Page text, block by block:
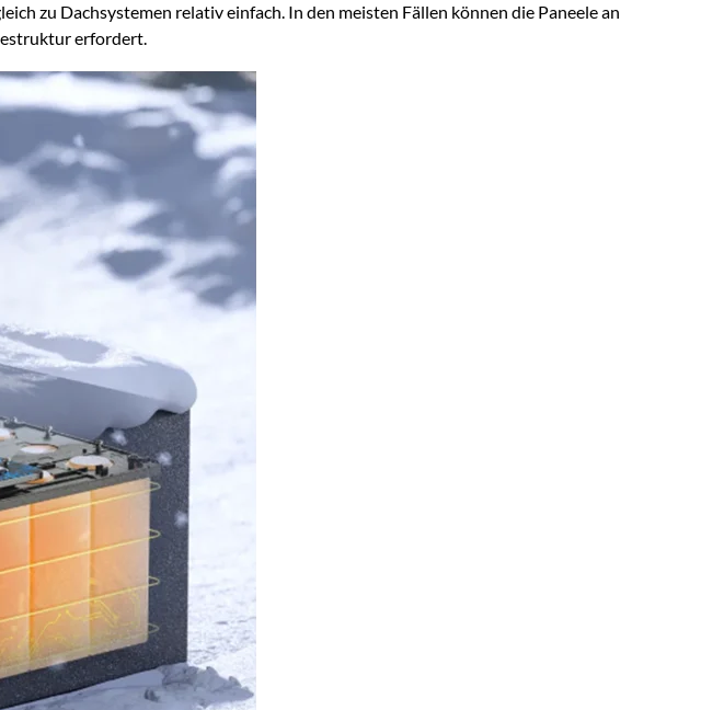
zu Dachsystemen relativ einfach. In den meisten Fällen können die Paneele an
erfordert.